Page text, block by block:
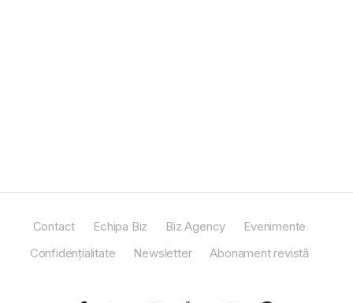
Contact Echipa Biz Biz Agency
Evenimente
Confidențialitate
Newsletter Abonament revistă